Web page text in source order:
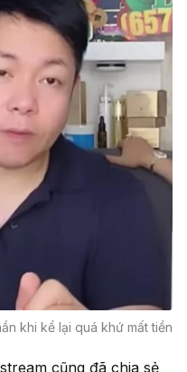
khi kể lại quá khứ mất tiền
cũng đã chia sẻ